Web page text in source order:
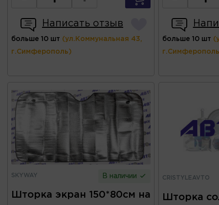
Написать отзыв
больше 10 шт (ул.Коммунальная 43,
г.Симферополь)
больше 10 шт
SKYWAY В наличии
Шторка экран 150*80см на
CRISTYLEAVTO
Шторка